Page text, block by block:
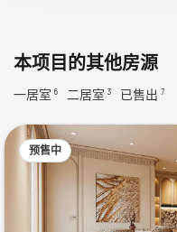
本项目的其他房源
一居室 6 二居室 3 已售出 7
预售中